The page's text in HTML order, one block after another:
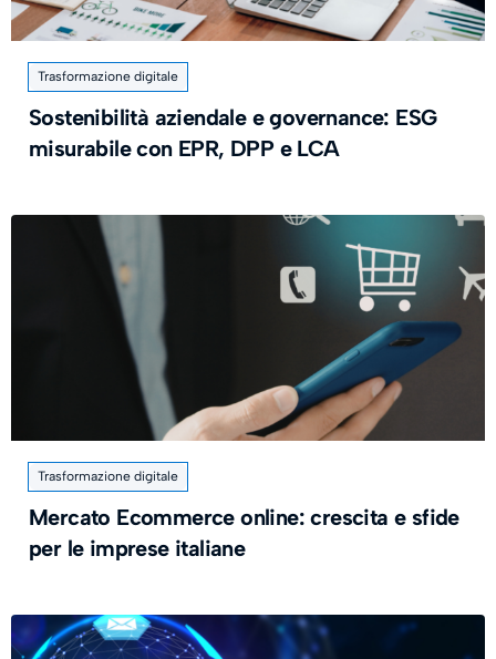
Trasformazione digitale
Sostenibilità aziendale e governance: ESG
misurabile con EPR, DPP e LCA
Trasformazione digitale
Mercato Ecommerce online: crescita e sfide
per le imprese italiane